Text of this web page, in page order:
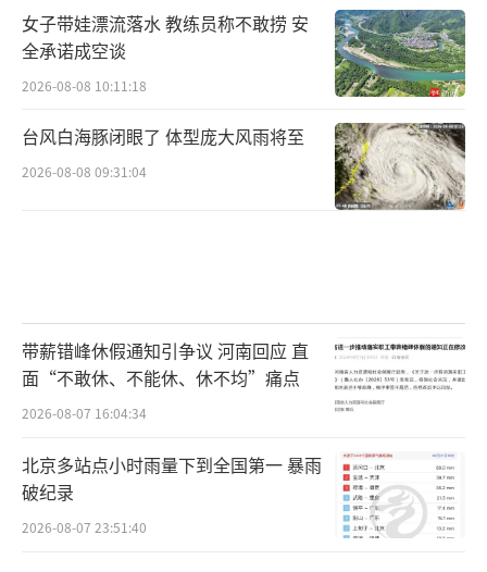
女子带娃漂流落水 教练员称不敢捞 安
全承诺成空谈
2026-08-08 10:11:18
台风白海豚闭眼了 体型庞大风雨将至
2026-08-08 09:31:04
带薪错峰休假通知引争议 河南回应 直
面“不敢休、不能休、休不均”痛点
2026-08-07 16:04:34
北京多站点小时雨量下到全国第一 暴雨
破纪录
2026-08-07 23:51:40